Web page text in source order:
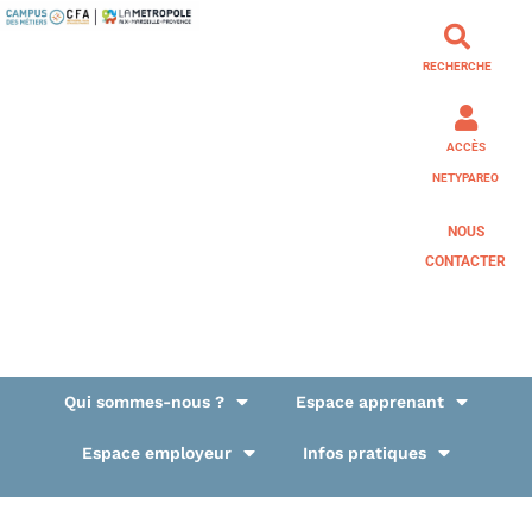
RECHERCHE
ACCÈS
NETYPAREO
NOUS
CONTACTER
Qui sommes-nous ? Espace apprenant
Espace employeur Infos pratiques